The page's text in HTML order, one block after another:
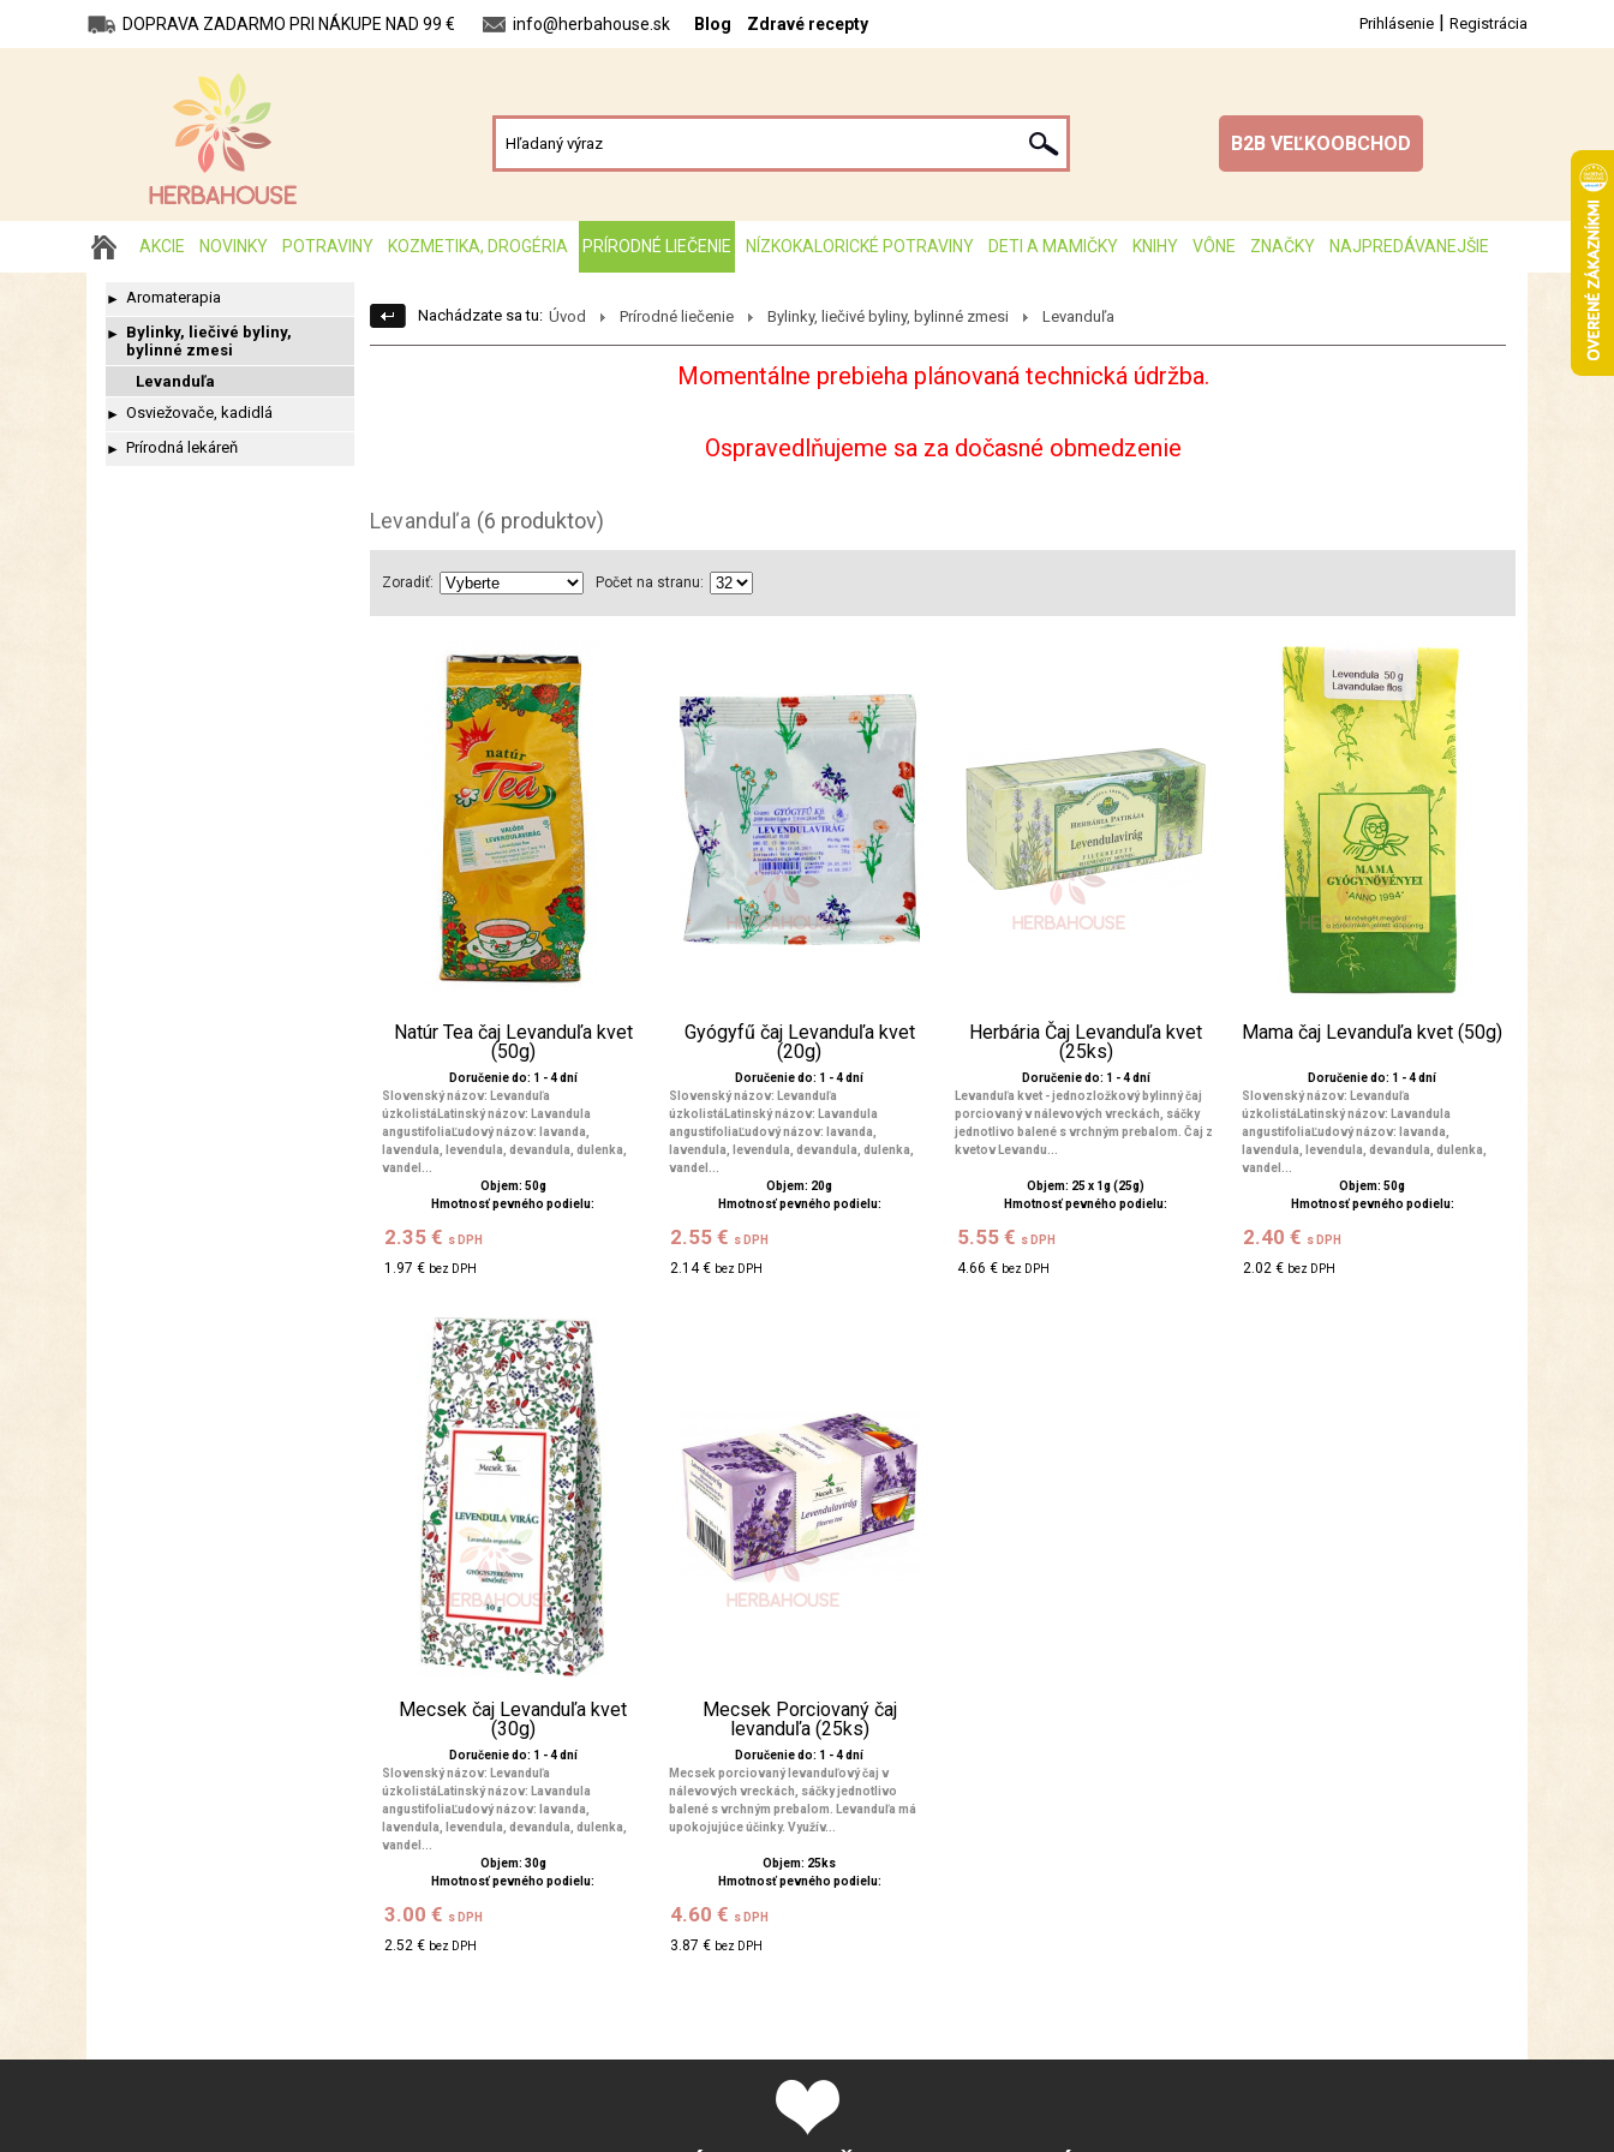
DOPRAVA ZADARMO PRI NÁKUPE NAD 99 € info@herbahouse.sk Blog Zdravé recepty Prihlásenie | Registrácia
B2B VEĽKOOBCHOD
AKCIE NOVINKY POTRAVINY KOZMETIKA, DROGÉRIA PRÍRODNÉ LIEČENIE NÍZKOKALORICKÉ POTRAVINY DETI A MAMIČKY KNIHY VÔNE ZNAČKY NAJPREDÁVANEJŠIE
► Aromaterapia
► Bylinky, liečivé byliny,
bylinné zmesi
Levanduľa
► Osviežovače, kadidlá
► Prírodná lekáreň
Nachádzate sa tu: Úvod Prírodné liečenie Bylinky, liečivé byliny, bylinné zmesi Levanduľa
Momentálne prebieha plánovaná technická údržba.
Ospravedlňujeme sa za dočasné obmedzenie
Levanduľa (6 produktov)
Zoradiť: Počet na stranu:
Natúr Tea čaj Levanduľa kvet
(50g)
Doručenie do: 1 - 4 dní
Slovenský názov: Levanduľa
úzkolistáLatinský názov: Lavandula
angustifoliaĽudový názov: lavanda,
lavendula, levendula, devandula, dulenka,
vandel...
Objem: 50g
Hmotnosť pevného podielu:
2.35 € s DPH
1.97 € bez DPH
Gyógyfű čaj Levanduľa kvet
(20g)
Doručenie do: 1 - 4 dní
Slovenský názov: Levanduľa
úzkolistáLatinský názov: Lavandula
angustifoliaĽudový názov: lavanda,
lavendula, levendula, devandula, dulenka,
vandel...
Objem: 20g
Hmotnosť pevného podielu:
2.55 € s DPH
2.14 € bez DPH
Herbária Čaj Levanduľa kvet
(25ks)
Doručenie do: 1 - 4 dní
Levanduľa kvet - jednozložkový bylinný čaj
porciovaný v nálevových vreckách, sáčky
jednotlivo balené s vrchným prebalom. Čaj z
kvetov Levandu...
Objem: 25 x 1g (25g)
Hmotnosť pevného podielu:
5.55 € s DPH
4.66 € bez DPH
Mama čaj Levanduľa kvet (50g)
Doručenie do: 1 - 4 dní
Slovenský názov: Levanduľa
úzkolistáLatinský názov: Lavandula
angustifoliaĽudový názov: lavanda,
lavendula, levendula, devandula, dulenka,
vandel...
Objem: 50g
Hmotnosť pevného podielu:
2.40 € s DPH
2.02 € bez DPH
Mecsek čaj Levanduľa kvet
(30g)
Doručenie do: 1 - 4 dní
Slovenský názov: Levanduľa
úzkolistáLatinský názov: Lavandula
angustifoliaĽudový názov: lavanda,
lavendula, levendula, devandula, dulenka,
vandel...
Objem: 30g
Hmotnosť pevného podielu:
3.00 € s DPH
2.52 € bez DPH
Mecsek Porciovaný čaj
levanduľa (25ks)
Doručenie do: 1 - 4 dní
Mecsek porciovaný levanduľový čaj v
nálevových vreckách, sáčky jednotlivo
balené s vrchným prebalom. Levanduľa má
upokojujúce účinky. Využív...
Objem: 25ks
Hmotnosť pevného podielu:
4.60 € s DPH
3.87 € bez DPH